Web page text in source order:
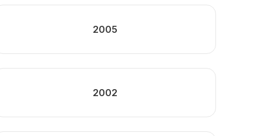
2005
2002